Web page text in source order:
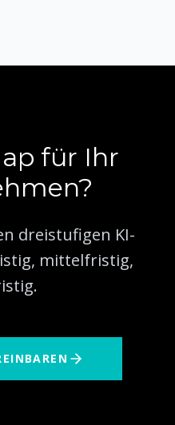
für Ihr
dreistufigen KI-
mittelfristig,